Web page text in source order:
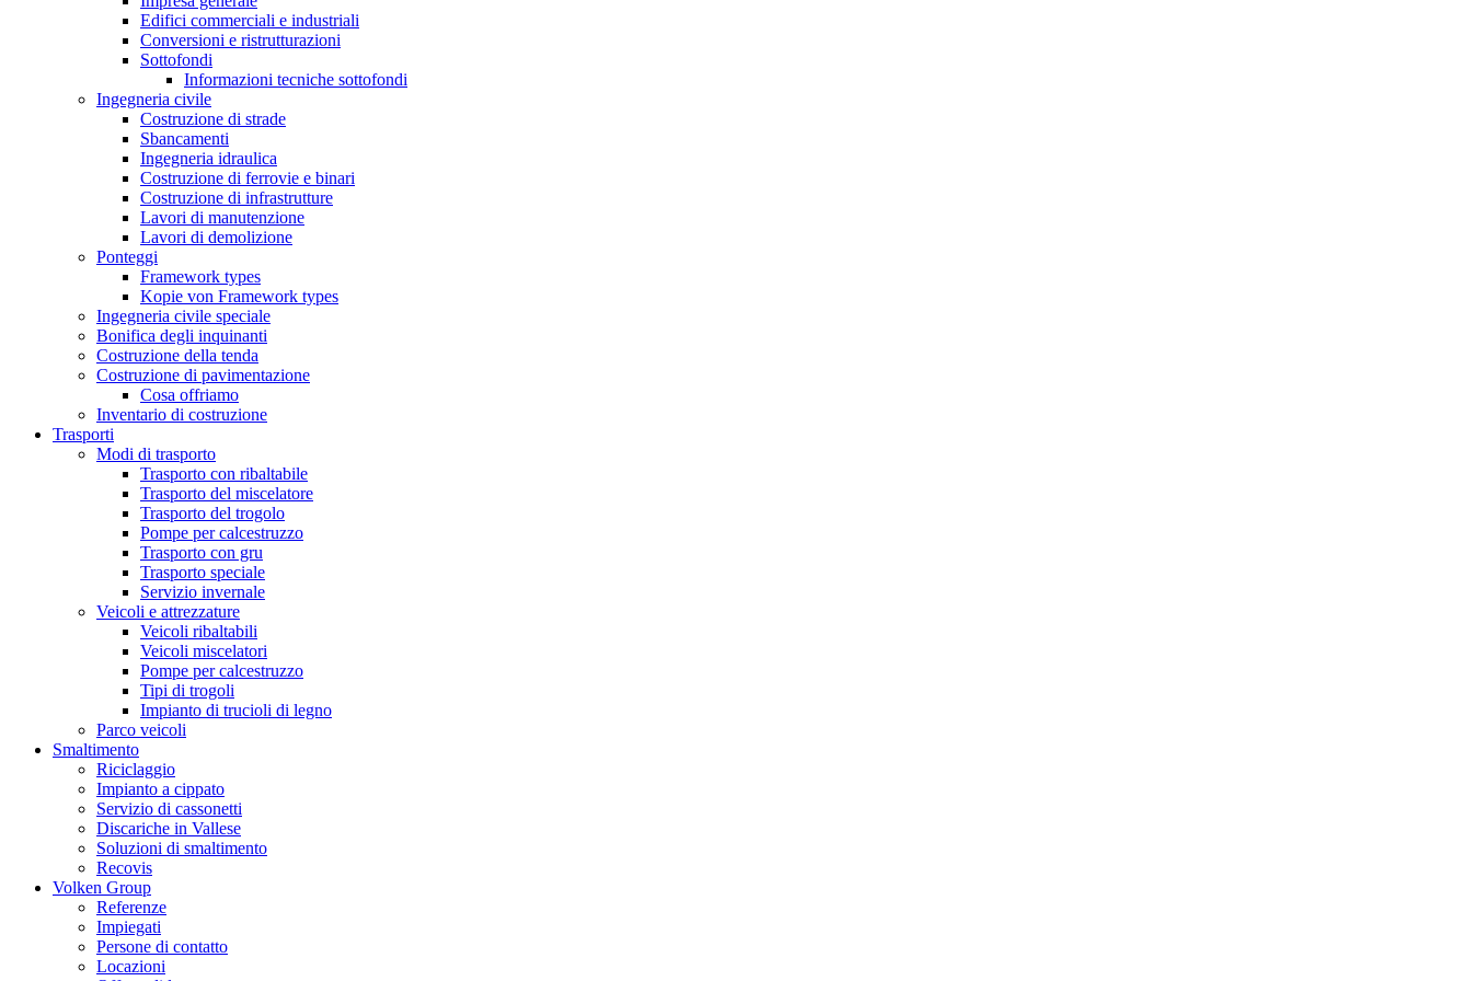
Edifici commerciali e industriali
Conversioni e ristrutturazioni
Sottofondi
Informazioni tecniche sottofondi
Ingegneria civile
Costruzione di strade
Sbancamenti
Ingegneria idraulica
Costruzione di ferrovie e binari
Costruzione di infrastrutture
Lavori di manutenzione
Lavori di demolizione
Ponteggi
Framework types
Kopie von Framework types
Ingegneria civile speciale
Bonifica degli inquinanti
Costruzione della tenda
Costruzione di pavimentazione
Cosa offriamo
Inventario di costruzione
Trasporti
Modi di trasporto
Trasporto con ribaltabile
Trasporto del miscelatore
Trasporto del trogolo
Pompe per calcestruzzo
Trasporto con gru
Trasporto speciale
Servizio invernale
Veicoli e attrezzature
Veicoli ribaltabili
Veicoli miscelatori
Pompe per calcestruzzo
Tipi di trogoli
Impianto di trucioli di legno
Parco veicoli
Smaltimento
Riciclaggio
Impianto a cippato
Servizio di cassonetti
Discariche in Vallese
Soluzioni di smaltimento
Recovis
Volken Group
Referenze
Impiegati
Persone di contatto
Locazioni